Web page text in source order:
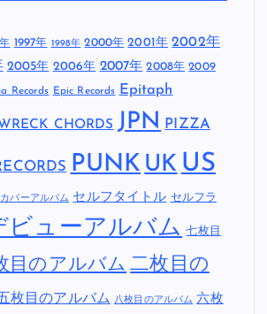
1997年 1998年 2000年 2001年 2002年
2005年 2006年 2007年 2008年 2009
Records Epic Records Epitaph
CHORDS JPN PIZZA
PUNK UK US
カバーアルバム セルフタイトル セルフラ
ビューアルバム 七枚目
目のアルバム 二枚目の
枚目のアルバム 八枚目のアルバム 六枚